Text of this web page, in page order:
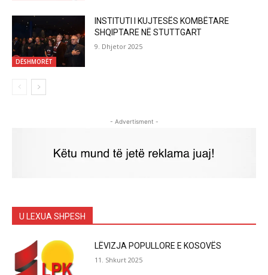
DËSHMORËT
INSTITUTI I KUJTESËS KOMBËTARE
SHQIPTARE NË STUTTGART
9. Dhjetor 2025
- Advertisment -
U LEXUA SHPESH
LËVIZJA POPULLORE E KOSOVËS
11. Shkurt 2025